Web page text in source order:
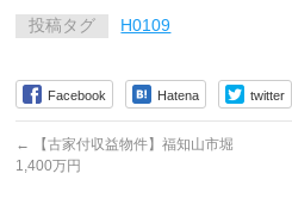
投稿タグ H0109
Facebook Hatena twitter
←
【古家付収益物件】福知山市堀
1,400万円